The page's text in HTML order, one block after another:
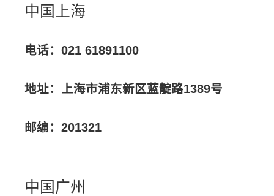
中国上海
电话：021 61891100
地址：上海市浦东新区蓝靛路1389号
邮编：201321
中国广州